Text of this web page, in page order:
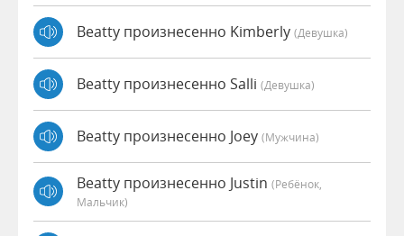
Beatty произнесенно Kimberly (девушка)
Beatty произнесенно Salli (девушка)
Beatty произнесенно Joey (мужчина)
Beatty произнесенно Justin (Ребёнок,
Мальчик)